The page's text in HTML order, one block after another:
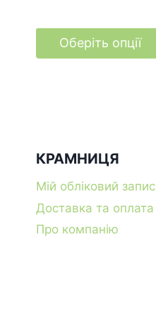
Оберіть опції
Параметри
можна
вибрати
на
сторінці
КРАМНИЦЯ
Мій обліковий запис
Доставка та оплата
Про компанію